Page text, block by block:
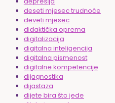
deseti mjesec trudnoće
deveti mjesec
didaktička oprema
digitalizacija
digitalna inteligencija
digitalna pismenost
digitalne kompetencije
dijagnostika
dijastaza
dijete bira što jede